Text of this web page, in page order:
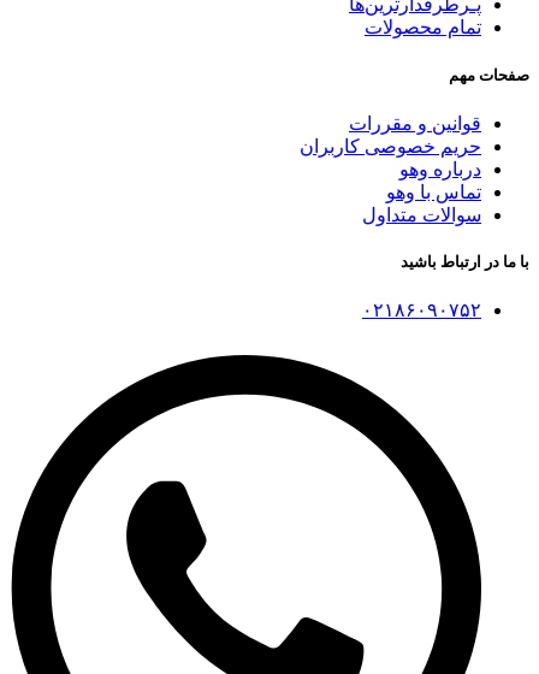
پـرطرفدارترین‌ها
تمام محصولات
صفحات مهم
قوانین و مقررات
حریم خصوصی کاربران
درباره وهو
تماس با وهو
سوالات متداول
با ما در ارتباط باشید
۰۲۱۸۶۰۹۰۷۵۲